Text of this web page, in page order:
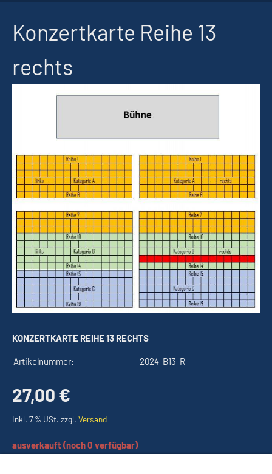
Konzertkarte Reihe 13
rechts
KONZERTKARTE REIHE 13 RECHTS
Artikelnummer: 2024-B13-R
27,00 €
Inkl. 7 % USt. zzgl. Versand
ausverkauft (noch 0 verfügbar)